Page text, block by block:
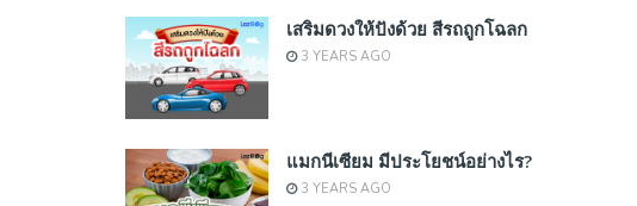
เสริมดวงให้ปังด้วย สีรถถูกโฉลก
3 YEARS AGO
แมกนีเซียม มีประโยชน์อย่างไร?
3 YEARS AGO